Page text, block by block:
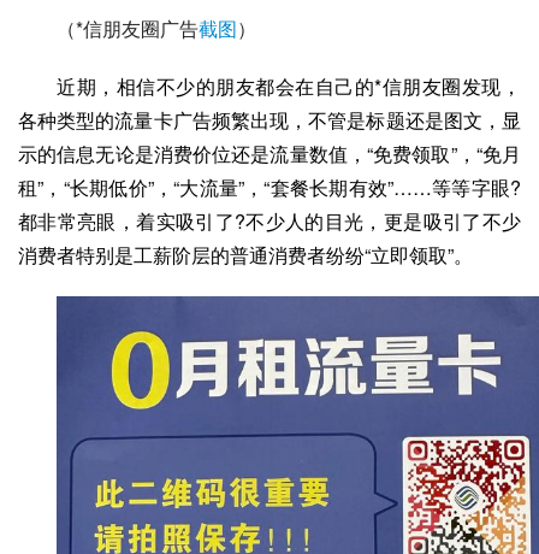
（*信朋友圈广告截图）
近期，相信不少的朋友都会在自己的*信朋友圈发现，
各种类型的流量卡广告频繁出现，不管是标题还是图文，显
示的信息无论是消费价位还是流量数值，“免费领取”，“免月
租”，“长期低价”，“大流量”，“套餐长期有效”……等等字眼?
都非常亮眼，着实吸引了?不少人的目光，更是吸引了不少
消费者特别是工薪阶层的普通消费者纷纷“立即领取”。